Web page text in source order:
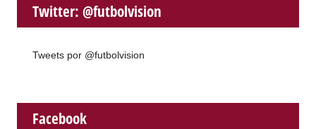
Twitter: @futbolvision
Tweets por @futbolvision
Facebook